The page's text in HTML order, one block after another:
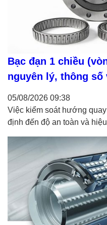
Bạc đạn 1 chiều
nguyên lý, thông số
05/08/2026 09:38
Việc kiểm soát hướng
định đến độ an toàn và